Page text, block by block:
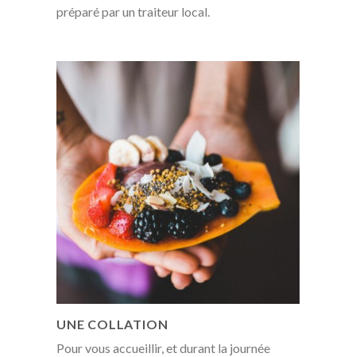
préparé par un traiteur local.
UNE COLLATION
Pour vous accueillir, et durant la journée